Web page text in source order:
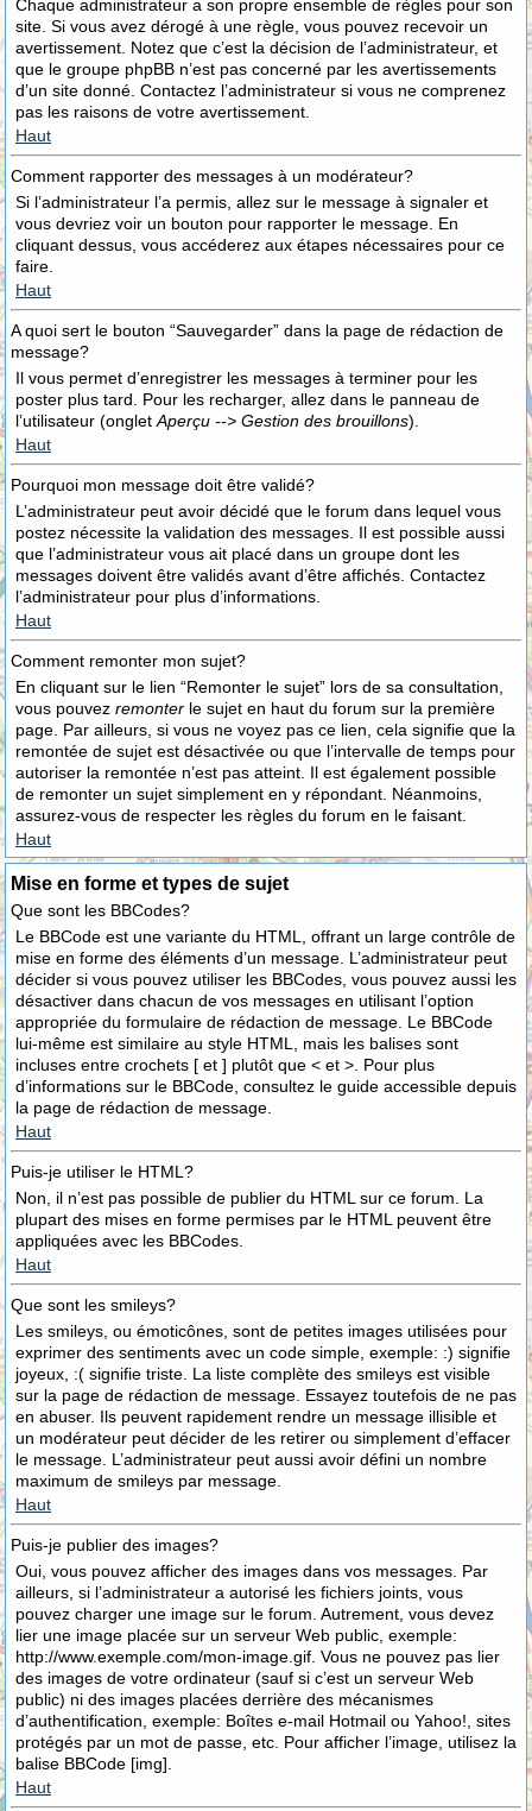
Chaque administrateur a son propre ensemble de règles pour son
site. Si vous avez dérogé à une règle, vous pouvez recevoir un
avertissement. Notez que c’est la décision de l’administrateur, et
que le groupe phpBB n’est pas concerné par les avertissements
d’un site donné. Contactez l’administrateur si vous ne comprenez
pas les raisons de votre avertissement.
Haut
Comment rapporter des messages à un modérateur?
Si l’administrateur l’a permis, allez sur le message à signaler et
vous devriez voir un bouton pour rapporter le message. En
cliquant dessus, vous accéderez aux étapes nécessaires pour ce
faire.
Haut
A quoi sert le bouton “Sauvegarder” dans la page de rédaction de
message?
Il vous permet d’enregistrer les messages à terminer pour les
poster plus tard. Pour les recharger, allez dans le panneau de
l’utilisateur (onglet Aperçu --> Gestion des brouillons).
Haut
Pourquoi mon message doit être validé?
L’administrateur peut avoir décidé que le forum dans lequel vous
postez nécessite la validation des messages. Il est possible aussi
que l’administrateur vous ait placé dans un groupe dont les
messages doivent être validés avant d’être affichés. Contactez
l’administrateur pour plus d’informations.
Haut
Comment remonter mon sujet?
En cliquant sur le lien “Remonter le sujet” lors de sa consultation,
vous pouvez remonter le sujet en haut du forum sur la première
page. Par ailleurs, si vous ne voyez pas ce lien, cela signifie que la
remontée de sujet est désactivée ou que l’intervalle de temps pour
autoriser la remontée n’est pas atteint. Il est également possible
de remonter un sujet simplement en y répondant. Néanmoins,
assurez-vous de respecter les règles du forum en le faisant.
Haut
Mise en forme et types de sujet
Que sont les BBCodes?
Le BBCode est une variante du HTML, offrant un large contrôle de
mise en forme des éléments d’un message. L’administrateur peut
décider si vous pouvez utiliser les BBCodes, vous pouvez aussi les
désactiver dans chacun de vos messages en utilisant l’option
appropriée du formulaire de rédaction de message. Le BBCode
lui-même est similaire au style HTML, mais les balises sont
incluses entre crochets [ et ] plutôt que < et >. Pour plus
d’informations sur le BBCode, consultez le guide accessible depuis
la page de rédaction de message.
Haut
Puis-je utiliser le HTML?
Non, il n’est pas possible de publier du HTML sur ce forum. La
plupart des mises en forme permises par le HTML peuvent être
appliquées avec les BBCodes.
Haut
Que sont les smileys?
Les smileys, ou émoticônes, sont de petites images utilisées pour
exprimer des sentiments avec un code simple, exemple: :) signifie
joyeux, :( signifie triste. La liste complète des smileys est visible
sur la page de rédaction de message. Essayez toutefois de ne pas
en abuser. Ils peuvent rapidement rendre un message illisible et
un modérateur peut décider de les retirer ou simplement d’effacer
le message. L’administrateur peut aussi avoir défini un nombre
maximum de smileys par message.
Haut
Puis-je publier des images?
Oui, vous pouvez afficher des images dans vos messages. Par
ailleurs, si l’administrateur a autorisé les fichiers joints, vous
pouvez charger une image sur le forum. Autrement, vous devez
lier une image placée sur un serveur Web public, exemple:
http://www.exemple.com/mon-image.gif. Vous ne pouvez pas lier
des images de votre ordinateur (sauf si c’est un serveur Web
public) ni des images placées derrière des mécanismes
d’authentification, exemple: Boîtes e-mail Hotmail ou Yahoo!, sites
protégés par un mot de passe, etc. Pour afficher l’image, utilisez la
balise BBCode [img].
Haut